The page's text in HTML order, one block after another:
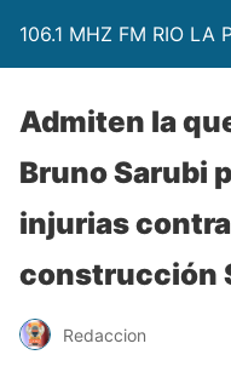
106.1 MHZ FM RIO LA
Admiten la
Bruno Sarubi
injurias
construcción
Redaccion